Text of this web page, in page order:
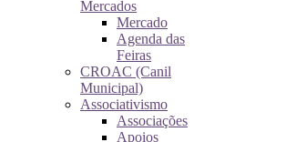
Mercados
Mercado
Agenda das
Feiras
CROAC (Canil
Municipal)
Associativismo
Associações
Apoios